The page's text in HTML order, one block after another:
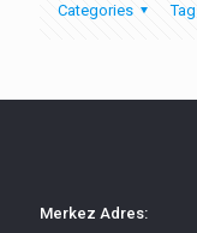
Categories
Merkez Adres: